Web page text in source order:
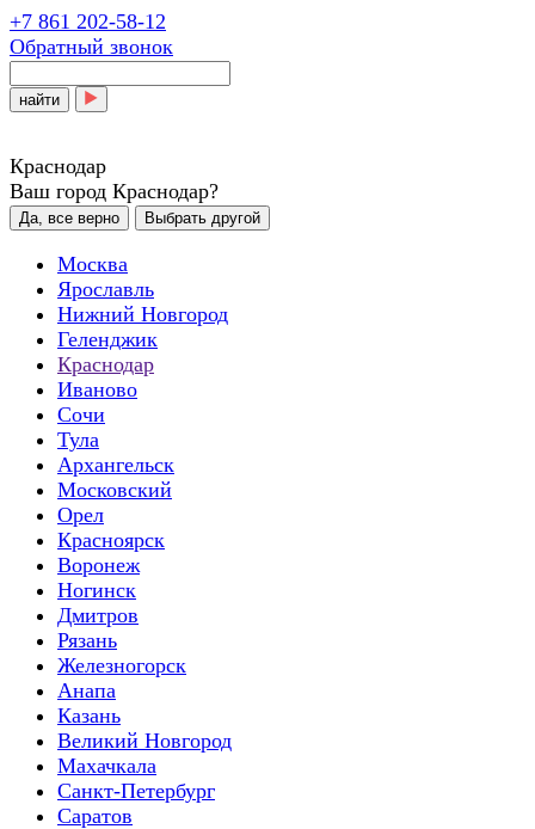
+7 861 202-58-12
Обратный звонок
найти
Краснодар
Ваш город Краснодар?
Да, все верно Выбрать другой
Москва
Ярославль
Нижний Новгород
Геленджик
Краснодар
Иваново
Сочи
Тула
Архангельск
Московский
Орел
Красноярск
Воронеж
Ногинск
Дмитров
Рязань
Железногорск
Анапа
Казань
Великий Новгород
Махачкала
Санкт-Петербург
Саратов